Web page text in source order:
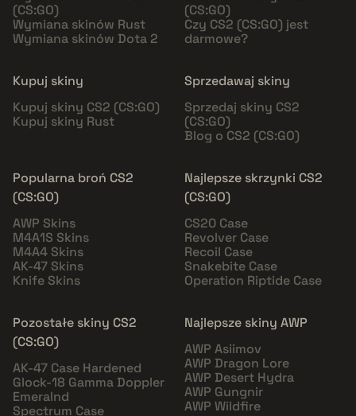
(CS:GO)
Wymiana skinów Rust
Wymiana skinów Dota 2
(CS:GO)
Czy CS2 (CS:GO) jest
darmowe?
Kupuj skiny
Kupuj skiny CS2 (CS:GO)
Kupuj skiny Rust
Sprzedawaj skiny
Sprzedaj skiny CS2
(CS:GO)
Blog o CS2 (CS:GO)
Popularna broń CS2
(CS:GO)
AWP Skins
M4A1S Skins
M4A4 Skins
AK-47 Skins
Knife Skins
Najlepsze skrzynki CS2
(CS:GO)
CS20 Case
Revolver Case
Recoil Case
Snakebite Case
Operation Riptide Case
Pozostałe skiny CS2
(CS:GO)
AK-47 Case Hardened
Glock-18 Gamma Doppler
Emeralnd
Spectrum Case
Najlepsze skiny AWP
AWP Asiimov
AWP Dragon Lore
AWP Desert Hydra
AWP Gungnir
AWP Wildfire